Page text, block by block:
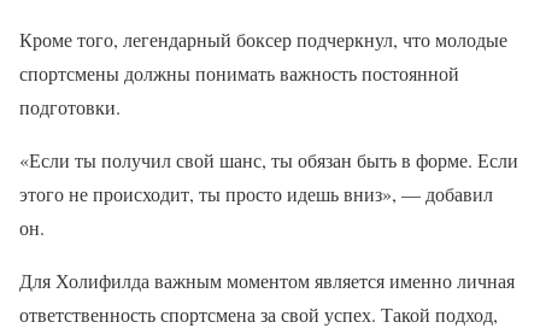
Кроме того, легендарный боксер подчеркнул, что молодые
спортсмены должны понимать важность постоянной
подготовки.
«Если ты получил свой шанс, ты обязан быть в форме. Если
этого не происходит, ты просто идешь вниз», — добавил
он.
Для Холифилда важным моментом является именно личная
ответственность спортсмена за свой успех. Такой подход,